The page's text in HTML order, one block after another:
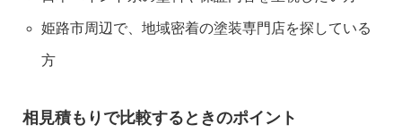
姫路市周辺で、地域密着の塗装専門店を探している
方
相見積もりで比較するときのポイント